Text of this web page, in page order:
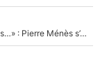
«Un très mauvais choix pour le PSG, je n’en peux plus…» : Pierre Ménès s’est complètement trompé avec Luis Enrique et ces déclarations le prouvent !